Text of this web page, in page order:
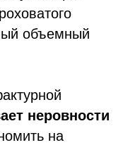
объемный
неровности
на